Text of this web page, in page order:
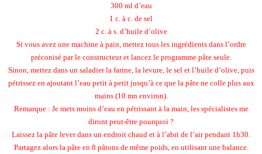
300 ml d’eau
1 c. à c. de sel
2 c. à s. d’huile d’olive
Si vous avez une machine à pain, mettez tous les ingrédients dans l’ordre
préconisé par le constructeur et lancez le programme pâte seule.
Sinon, mettez dans un saladier la farine, la levure, le sel et l’huile d’olive, puis
pétrissez en ajoutant l’eau petit à petit jusqu’à ce que la pâte ne colle plus aux
mains (10 mn environ).
Remarque : Je mets moins d’eau en pétrissant à la main, les spécialistes me
diront peut-être pourquoi ?
Laissez la pâte lever dans un endroit chaud et à l’abri de l’air pendant 1h30.
Partagez alors la pâte en 8 pâtons de même poids, en utilisant une balance.